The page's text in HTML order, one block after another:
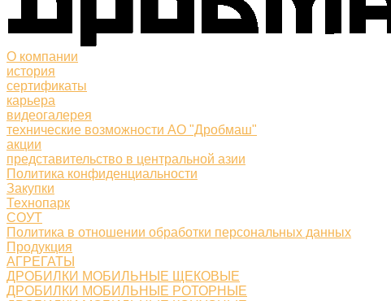
О компании
история
сертификаты
карьера
видеогалерея
технические возможности АО "Дробмаш"
акции
представительство в центральной азии
Политика конфиденциальности
Закупки
Технопарк
СОУТ
Политика в отношении обработки персональных данных
Продукция
АГРЕГАТЫ
ДРОБИЛКИ МОБИЛЬНЫЕ ЩЕКОВЫЕ
ДРОБИЛКИ МОБИЛЬНЫЕ РОТОРНЫЕ